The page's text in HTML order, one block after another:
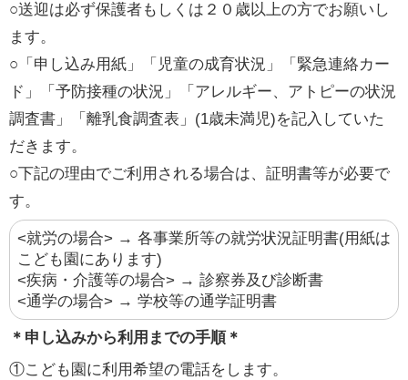
○送迎は必ず保護者もしくは２０歳以上の方でお願いし
ます。
○「申し込み用紙」「児童の成育状況」「緊急連絡カー
ド」「予防接種の状況」「アレルギー、アトピーの状況
調査書」「離乳食調査表」(1歳未満児)を記入していた
だきます。
○下記の理由でご利用される場合は、証明書等が必要で
す。
<就労の場合> → 各事業所等の就労状況証明書(用紙は
こども園にあります)
<疾病・介護等の場合> → 診察券及び診断書
<通学の場合> → 学校等の通学証明書
＊申し込みから利用までの手順＊
①こども園に利用希望の電話をします。